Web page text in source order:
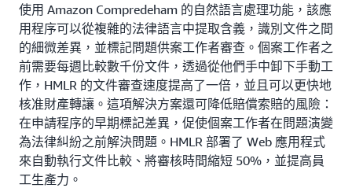
使用 Amazon Compredeham 的自然語言處理功能，該應
用程序可以從複雜的法律語言中提取含義，識別文件之間
的細微差異，並標記問題供案工作者審查。個案工作者之
前需要每週比較數千份文件，透過從他們手中卸下手動工
作，HMLR 的文件審查速度提高了一倍，並且可以更快地
核准財產轉讓。這項解決方案還可降低賠償索賠的風險：
在申請程序的早期標記差異，促使個案工作者在問題演變
為法律糾紛之前解決問題。HMLR 部署了 Web 應用程式
來自動執行文件比較、將審核時間縮短 50%，並提高員
工生產力。